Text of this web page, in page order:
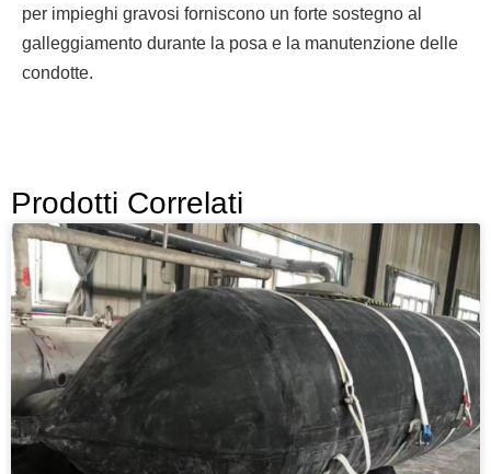
per impieghi gravosi forniscono un forte sostegno al
galleggiamento durante la posa e la manutenzione delle
condotte.
Prodotti Correlati